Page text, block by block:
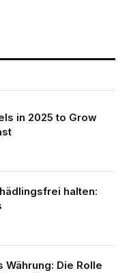
in 2025 to Grow
halten:
Die Rolle